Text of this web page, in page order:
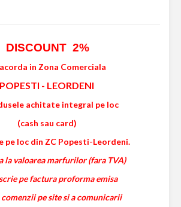
DISCOUNT 2%
in Zona Comerciala
POPESTI - LEORDENI
achitate integral pe loc
(cash sau card)
pe loc din ZC Popesti-Leordeni.
la valoarea marfurilor (fara TVA)
pe factura proforma emisa
pe site si a comunicarii